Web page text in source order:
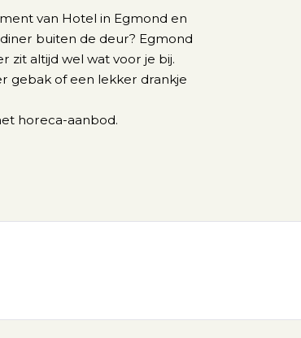
van Hotel in Egmond en
buiten de deur? Egmond
zit altijd wel wat voor je bij.
gebak of een lekker drankje
horeca-aanbod.